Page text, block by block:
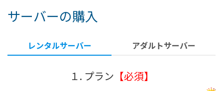
サーバーの購入
レンタルサーバー アダルトサーバー
１. プラン 【必須】